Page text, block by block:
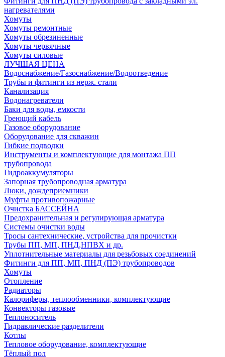
нагревателями
Хомуты
Хомуты ремонтные
Хомуты обрезиненные
Хомуты червячные
Хомуты силовые
ЛУЧШАЯ ЦЕНА
Водоснабжение/Газоснабжение/Водоотведение
Трубы и фитинги из нерж. стали
Канализация
Водонагреватели
Баки для воды, емкости
Греющий кабель
Газовое оборудование
Оборудование для скважин
Гибкие подводки
Инструменты и комплектующие для монтажа ПП
трубопровода
Гидроаккумуляторы
Запорная трубопроводная арматура
Люки, дождеприемники
Муфты противопожарные
Очистка БАССЕЙНА
Предохранительная и регулирующая арматура
Системы очистки воды
Тросы сантехнические, устройства для прочистки
Трубы ПП, МП, ПНД,НПВХ и др.
Уплотнительные материалы для резьбовых соединений
Фитинги для ПП, МП, ПНД (ПЭ) трубопроводов
Хомуты
Отопление
Радиаторы
Калориферы, теплообменники, комплектующие
Конвекторы газовые
Теплоноситель
Гидравлические разделители
Котлы
Тепловое оборудование, комплектующие
Тёплый пол